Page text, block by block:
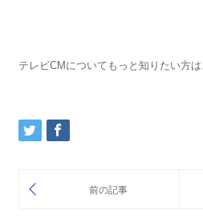
テレビCMについてもっと知りたい方は